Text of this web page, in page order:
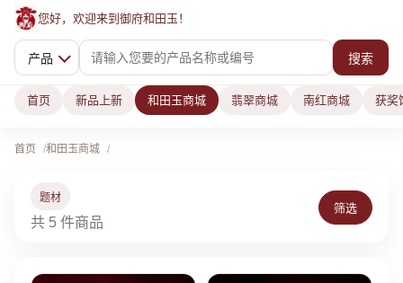
您好，欢迎来到御府和田玉！
产品 搜索
首页 新品上新 和田玉商城 翡翠商城 南红商城 获奖
首页 和田玉商城
题材
共 5 件商品
筛选